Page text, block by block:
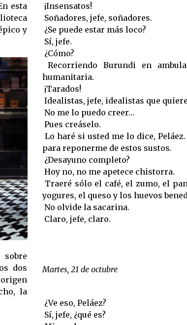
esta
y
dos
la
 ¡Insensatos!
 Soñadores, jefe, soñadores.
 ¿Se puede estar más loco?
 Sí, jefe.
 ¿Cómo?
 Recorriendo Burundi en
humanitaria.
 ¡Tarados!
 Idealistas, jefe, idealistas que
 No me lo puedo creer…
 Pues creáselo.
 Lo haré si usted me lo dice,
para reponerme de estos sustos.
 ¿Desayuno completo?
 Hoy no, no me apetece chistorra.
 Traeré sólo el café, el zumo, el
yogures, el queso y los huevos
 No olvide la sacarina.
 Claro, jefe, claro.
Martes, 21 de octubre
 ¿Ve eso, Peláez?
 Sí, jefe, ¿qué es?